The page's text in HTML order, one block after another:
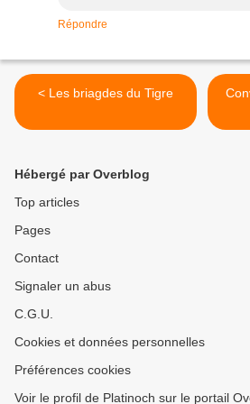
Répondre
< Les briagdes du Tigre
Hébergé par Overblog
Top articles
Pages
Contact
Signaler un abus
C.G.U.
Cookies et données personnelles
Préférences cookies
Voir le profil de Platinoch sur le portail